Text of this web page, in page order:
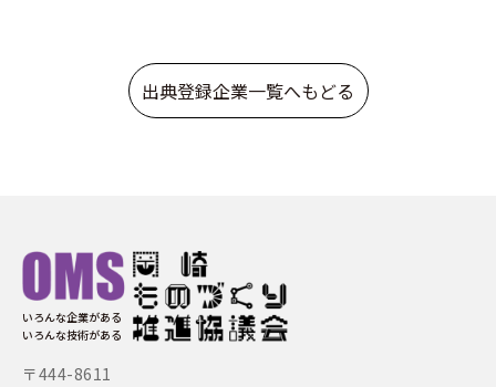
出典登録企業一覧へもどる
いろんな企業がある
いろんな技術がある
〒444-8611